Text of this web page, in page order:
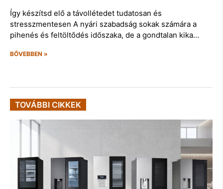
Így készítsd elő a távollétedet tudatosan és
stresszmentesen A nyári szabadság sokak számára a
pihenés és feltöltődés időszaka, de a gondtalan kika…
BŐVEBBEN »
TOVÁBBI CIKKEK